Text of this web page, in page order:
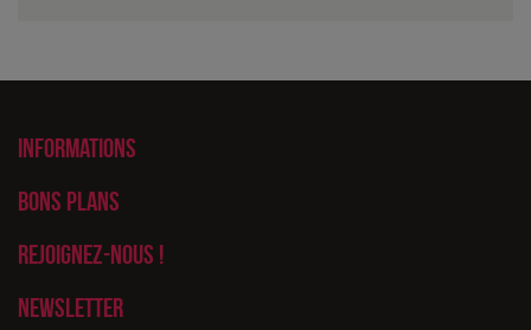
Informations
Bons plans
Rejoignez-nous !
Newsletter